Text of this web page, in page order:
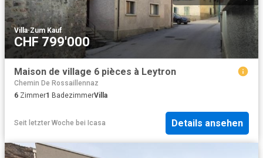
Villa·Zum Kauf
CHF 799'000
Maison de village 6 pièces à Leytron
Chemin De Rossaillennaz
6 Zimmer1 BadezimmerVilla
Seit letzter Woche bei Icasa Details ansehen